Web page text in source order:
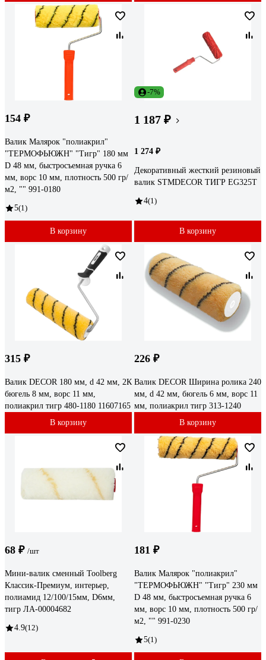
154 ₽
Валик Малярок "полиакрил"
"ТЕРМОФЬЮЖН" "Тигр" 180 мм
D 48 мм, быстросъемная ручка 6
мм, ворс 10 мм, плотность 500 гр/
м2, "" 991-0180
5(1)
В корзину
-7%
1 187 ₽
1 274 ₽
Декоративный жесткий резиновый
валик STMDECOR ТИГР EG325T
4(1)
В корзину
315 ₽
Валик DECOR 180 мм, d 42 мм, 2К
бюгель 8 мм, ворс 11 мм,
полиакрил тигр 480-1180 11607165
В корзину
226 ₽
Валик DECOR Ширина ролика 240
мм, d 42 мм, бюгель 6 мм, ворс 11
мм, полиакрил тигр 313-1240
В корзину
68 ₽ /шт
Мини-валик сменный Toolberg
Классик-Премиум, интерьер,
полиамид 12/100/15мм, D6мм,
тигр ЛА-00004682
4.9(12)
181 ₽
Валик Малярок "полиакрил"
"ТЕРМОФЬЮЖН" "Тигр" 230 мм
D 48 мм, быстросъемная ручка 6
мм, ворс 10 мм, плотность 500 гр/
м2, "" 991-0230
5(1)